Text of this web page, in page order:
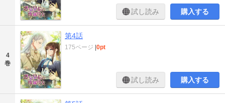
試し読み 購入する
4
巻
第4話
175ページ |0pt
試し読み 購入する